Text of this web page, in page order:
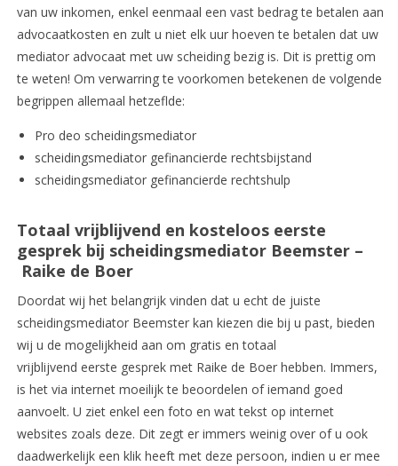
van uw inkomen, enkel eenmaal een vast bedrag te betalen aan
advocaatkosten en zult u niet elk uur hoeven te betalen dat uw
mediator advocaat met uw scheiding bezig is. Dit is prettig om
te weten! Om verwarring te voorkomen betekenen de volgende
begrippen allemaal hetzeflde:
Pro deo scheidingsmediator
scheidingsmediator gefinancierde rechtsbijstand
scheidingsmediator gefinancierde rechtshulp
Totaal vrijblijvend en kosteloos eerste
gesprek bij scheidingsmediator Beemster –
Raike de Boer
Doordat wij het belangrijk vinden dat u echt de juiste
scheidingsmediator Beemster kan kiezen die bij u past, bieden
wij u de mogelijkheid aan om gratis en totaal
vrijblijvend eerste gesprek met Raike de Boer hebben. Immers,
is het via internet moeilijk te beoordelen of iemand goed
aanvoelt. U ziet enkel een foto en wat tekst op internet
websites zoals deze. Dit zegt er immers weinig over of u ook
daadwerkelijk een klik heeft met deze persoon, indien u er mee